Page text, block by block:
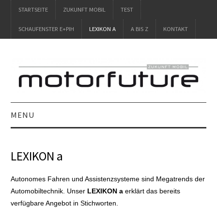
STARTSEITE ZUKUNFT MOBIL TEST
SCHAUFENSTER E+PIH LEXIKON A A BIS Z KONTAKT
MENU
ZUKUNFT MOBIL
TEST
LEXIKON a
Autonomes Fahren und Assistenzsysteme sind Megatrends der
Automobiltechnik. Unser LEXIKON a erklärt das bereits
verfügbare Angebot in Stichworten.